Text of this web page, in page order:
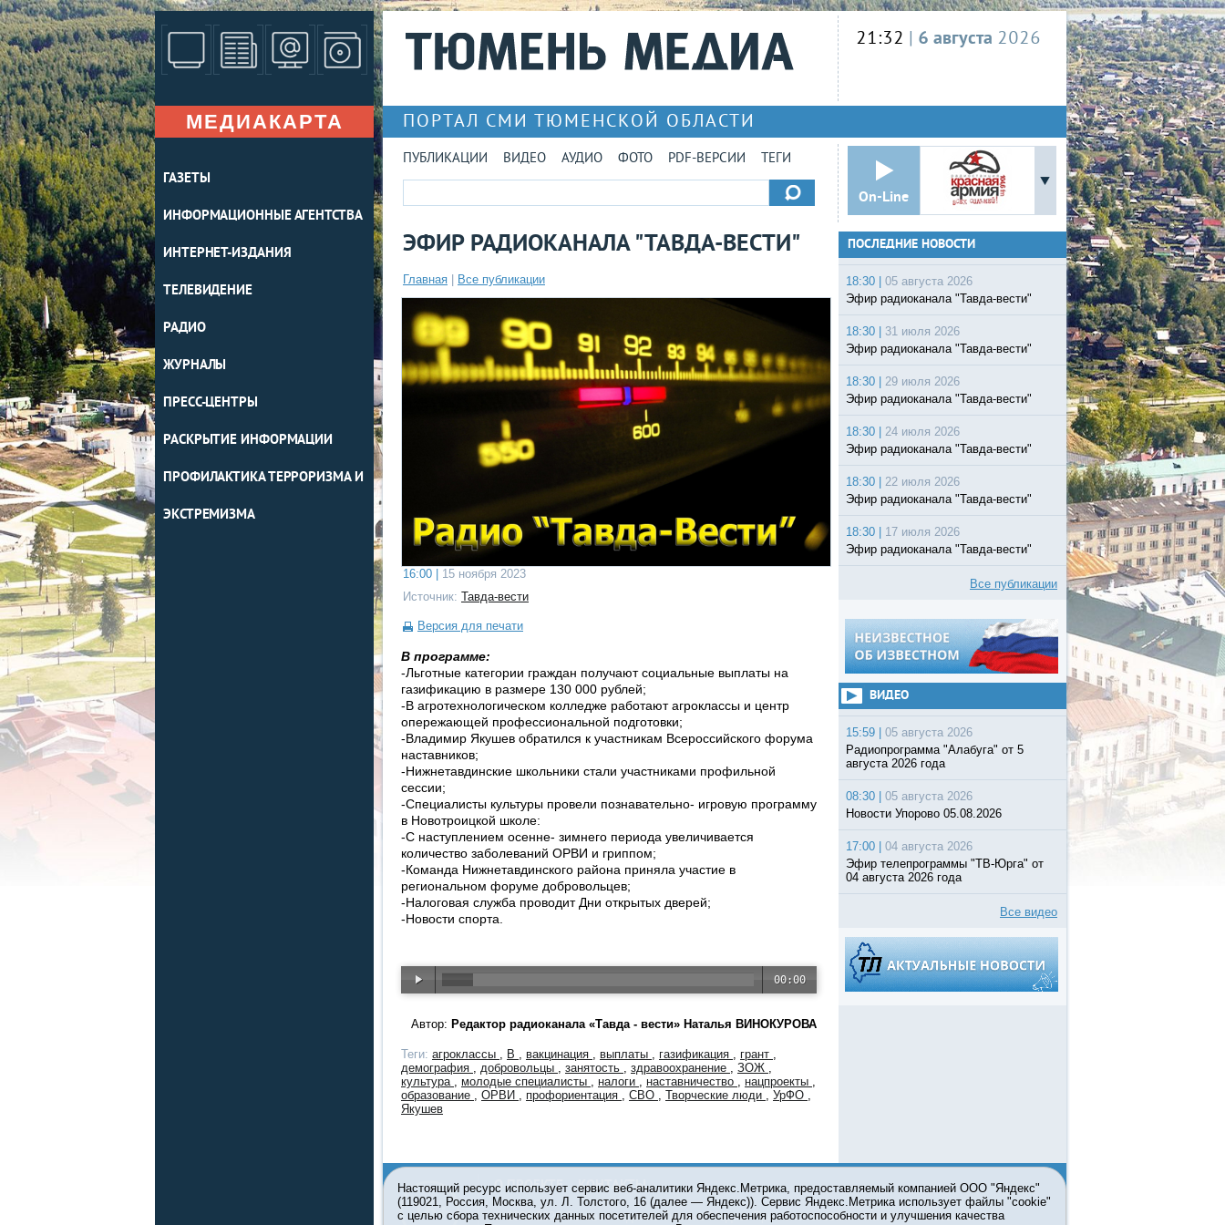
МЕДИАКАРТА
ГАЗЕТЫ
ИНФОРМАЦИОННЫЕ АГЕНТСТВА
ИНТЕРНЕТ-ИЗДАНИЯ
ТЕЛЕВИДЕНИЕ
РАДИО
ЖУРНАЛЫ
ПРЕСС-ЦЕНТРЫ
РАСКРЫТИЕ ИНФОРМАЦИИ
ПРОФИЛАКТИКА ТЕРРОРИЗМА И
ЭКСТРЕМИЗМА
21:32 | 6 августа 2026
ПОРТАЛ СМИ ТЮМЕНСКОЙ ОБЛАСТИ
ПУБЛИКАЦИИ ВИДЕО АУДИО ФОТО PDF-ВЕРСИИ ТЕГИ
On-Line
ЭФИР РАДИОКАНАЛА "ТАВДА-ВЕСТИ"
Главная Все публикации
16:00 |
15 ноября 2023
Источник: Тавда-вести
Версия для печати
В программе:
-Льготные категории граждан получают социальные выплаты на
газификацию в размере 130 000 рублей;
-В агротехнологическом колледже работают агроклассы и центр
опережающей профессиональной подготовки;
-Владимир Якушев обратился к участникам Всероссийского форума
наставников;
-Нижнетавдинские школьники стали участниками профильной
сессии;
-Специалисты культуры провели познавательно- игровую программу
в Новотроицкой школе:
-С наступлением осенне- зимнего периода увеличивается
количество заболеваний ОРВИ и гриппом;
-Команда Нижнетавдинского района приняла участие в
региональном форуме добровольцев;
-Налоговая служба проводит Дни открытых дверей;
-Новости спорта.
00:00
Автор: Редактор радиоканала «Тавда - вести» Наталья ВИНОКУРОВА
Теги: агроклассы , В , вакцинация , выплаты , газификация , грант ,
демография , добровольцы , занятость , здравоохранение , ЗОЖ ,
культура , молодые специалисты , налоги , наставничество , нацпроекты ,
образование , ОРВИ , профориентация , СВО , Творческие люди , УрФО ,
Якушев
ПОСЛЕДНИЕ НОВОСТИ
18:30 |
05 августа 2026
Эфир радиоканала "Тавда-вести"
18:30 |
31 июля 2026
Эфир радиоканала "Тавда-вести"
18:30 |
29 июля 2026
Эфир радиоканала "Тавда-вести"
18:30 |
24 июля 2026
Эфир радиоканала "Тавда-вести"
18:30 |
22 июля 2026
Эфир радиоканала "Тавда-вести"
18:30 |
17 июля 2026
Эфир радиоканала "Тавда-вести"
Все публикации
ВИДЕО
15:59 |
05 августа 2026
Радиопрограмма "Алабуга" от 5
августа 2026 года
08:30 |
05 августа 2026
Новости Упорово 05.08.2026
17:00 |
04 августа 2026
Эфир телепрограммы "ТВ-Юрга" от
04 августа 2026 года
Все видео
О ПРОЕКТЕ КОНТАКТЫ
© 2001-2026 Сетевое издание Тюмень Медиа. При использовании материалов ссылка
Настоящий ресурс использует сервис веб-аналитики Яндекс.Метрика, предоставляемый компанией ООО "Яндекс"
(119021, Россия, Москва, ул. Л. Толстого, 16 (далее — Яндекс)). Сервис Яндекс.Метрика использует файлы "cookie"
с целью сбора технических данных посетителей для обеспечения работоспособности и улучшения качества